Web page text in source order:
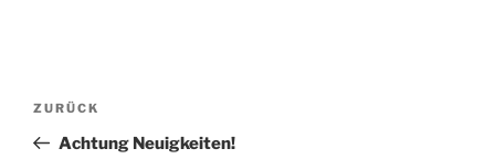
Beitragsnavigation
Vorheriger
Beitrag
ZURÜCK
Achtung Neuigkeiten!